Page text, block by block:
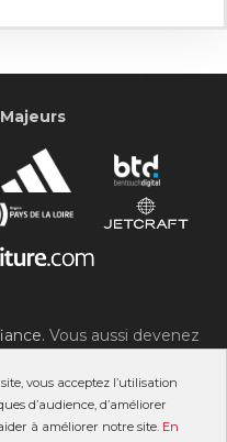
vous acceptez l’utilisation
d’audience, d’améliorer
à améliorer notre site. En
Vous aussi devenez